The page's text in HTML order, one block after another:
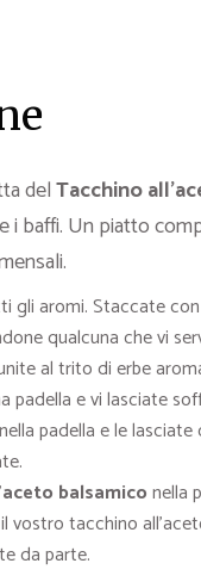
delTacchino
i baffi. Un piatto
gli aromi. Staccate
qualcuna che vi
al trito di erbe
padella e vi lasciate
nella padella e le
aceto balsamiconella
vostro tacchino
da parte.